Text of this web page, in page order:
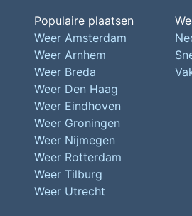
Populaire plaatsen
Weer Amsterdam
Weer Arnhem
Weer Breda
Weer Den Haag
Weer Eindhoven
Weer Groningen
Weer Nijmegen
Weer Rotterdam
Weer Tilburg
Weer Utrecht